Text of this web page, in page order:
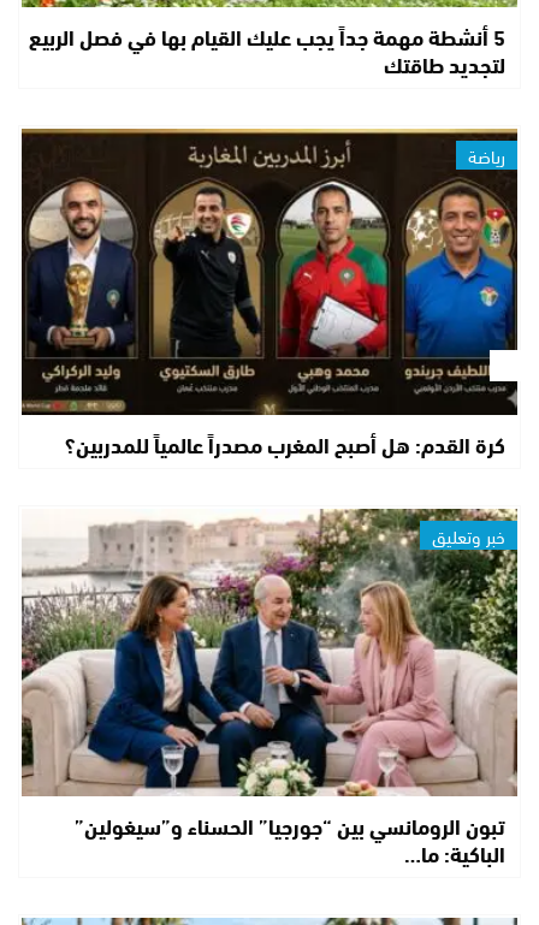
5 أنشطة مهمة جداً يجب عليك القيام بها في فصل الربيع
لتجديد طاقتك
رياضة
كرة القدم: هل أصبح المغرب مصدراً عالمياً للمدربين؟
خبر وتعليق
تبون الرومانسي بين “جورجيا” الحسناء و”سيغولين”
الباكية: ما…